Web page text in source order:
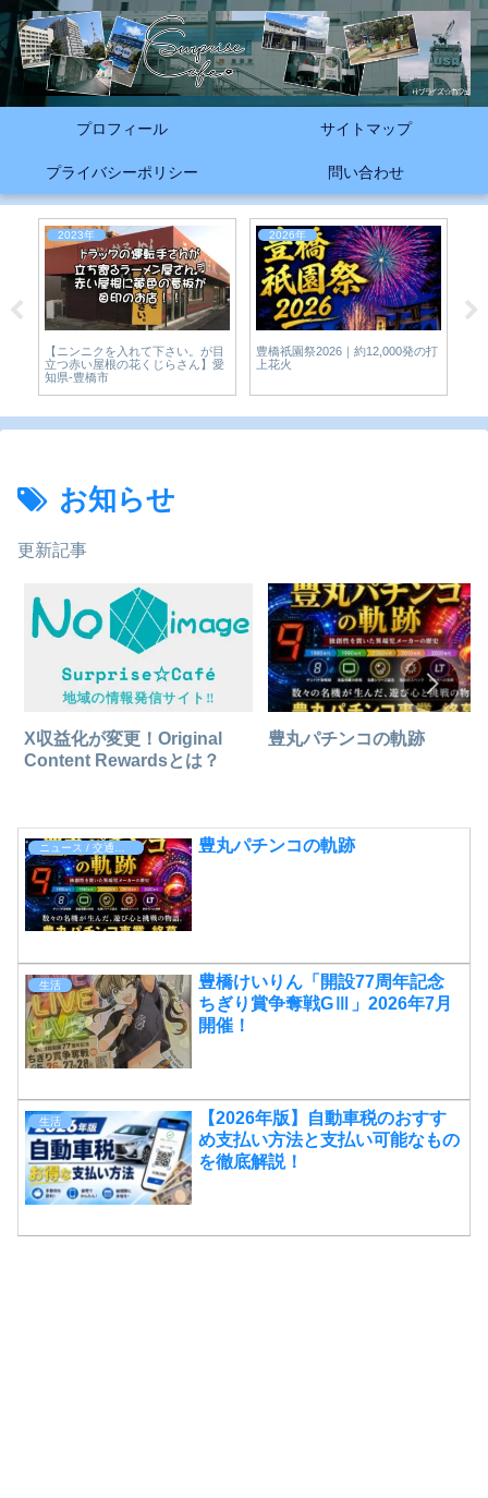
プロフィール サイトマップ
プライバシーポリシー 問い合わせ
2023年
【ニンニクを入れて下さい。が目
立つ赤い屋根の花くじらさん】愛
知県-豊橋市
2026年
豊橋祇園祭2026｜約12,000発の打
上花火
お知らせ
更新記事
X収益化が変更！Original
Content Rewardsとは？
豊丸パチンコの軌跡
ニュース / 交通ルール 豊丸パチンコの軌跡
生活
豊橋けいりん「開設77周年記念
ちぎり賞争奪戦GⅢ」2026年7月
開催！
生活
【2026年版】自動車税のおすす
め支払い方法と支払い可能なもの
を徹底解説！